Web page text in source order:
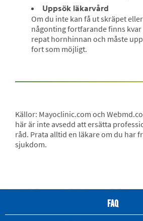
Uppsök läkarvård
Om du inte kan få ut skräpet
någonting fortfarande finns
repat hornhinnan och måste
fort som möjligt.
Källor: Mayoclinic.com och
här är inte avsedd att ersätta
råd. Prata alltid en läkare om du har
sjukdom.
FAQ